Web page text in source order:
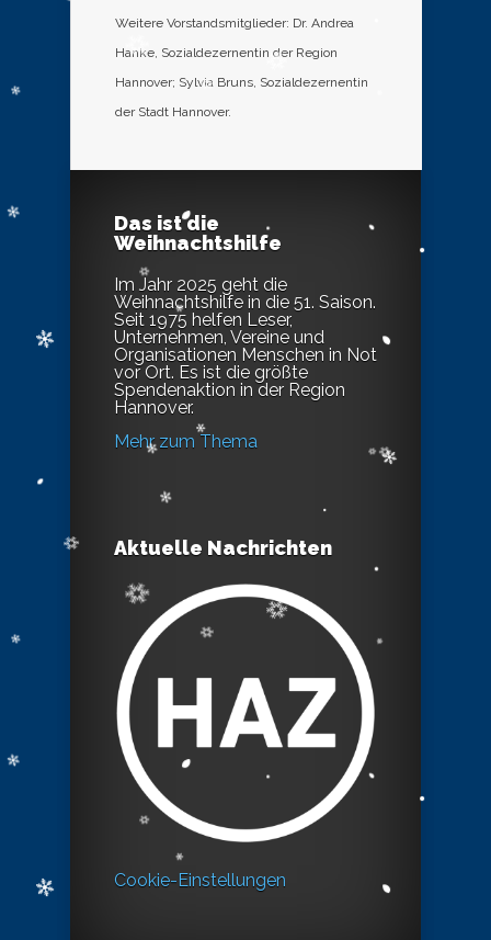
Weitere Vorstandsmitglieder: Dr. Andrea
Hanke, Sozialdezernentin der Region
Hannover; Sylvia Bruns, Sozialdezernentin
der Stadt Hannover.
Das ist die
Weihnachtshilfe
Im Jahr 2025 geht die
Weihnachtshilfe in die 51. Saison.
Seit 1975 helfen Leser,
Unternehmen, Vereine und
Organisationen Menschen in Not
vor Ort. Es ist die größte
Spendenaktion in der Region
Hannover.
Mehr zum Thema
Aktuelle Nachrichten
Cookie-Einstellungen